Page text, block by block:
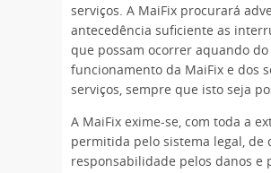
serviços. A MaiFix procurará
antecedência suficiente as
que possam ocorrer aquando do
funcionamento da MaiFix e dos
serviços, sempre que isto seja
A MaiFix exime-se, com toda a
permitida pelo sistema legal, de
responsabilidade pelos danos e